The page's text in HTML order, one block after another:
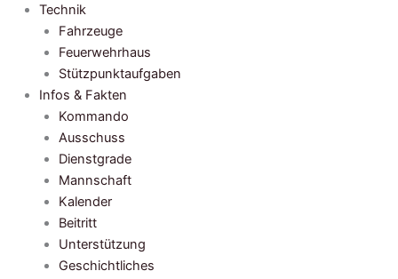
Technik
Fahrzeuge
Feuerwehrhaus
Stützpunktaufgaben
Infos & Fakten
Kommando
Ausschuss
Dienstgrade
Mannschaft
Kalender
Beitritt
Unterstützung
Geschichtliches